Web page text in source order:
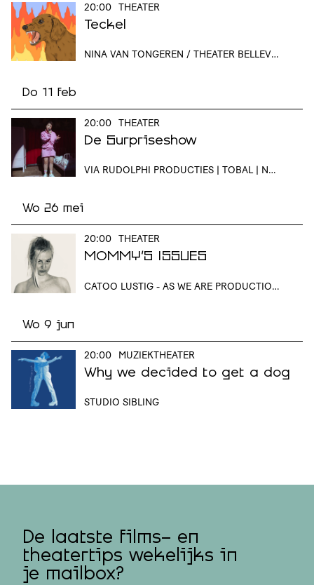
20:00 THEATER
Teckel
NINA VAN TONGEREN / THEATER BELLEVUE
Do 11 feb
20:00 THEATER
De Surpriseshow
VIA RUDOLPHI PRODUCTIES | TOBAL | NAZANIN TAHERI
Wo 26 mei
20:00 THEATER
MOMMY’S ISSUES
CATOO LUSTIG - AS WE ARE PRODUCTIONS
Wo 9 jun
20:00 MUZIEKTHEATER
Why we decided to get a dog
STUDIO SIBLING
De laatste films- en
theatertips wekelijks in
je mailbox?